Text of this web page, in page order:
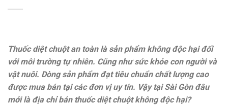
Thuốc diệt chuột an toàn là sản phẩm không độc hại đối
với môi trường tự nhiên. Cũng như sức khỏe con người và
vật nuôi. Dòng sản phẩm đạt tiêu chuẩn chất lượng cao
được mua bán tại các đơn vị uy tín. Vậy tại Sài Gòn đâu
mới là địa chỉ bán thuốc diệt chuột không độc hại?